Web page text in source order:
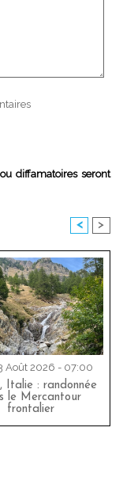
diffamatoires seront
< >
Août 2026 - 07:00
Italie : randonnée
le Mercantour
frontalier